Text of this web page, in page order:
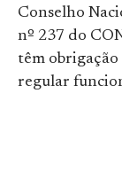
Conselho
nº 237 do
têm obrigação
regular